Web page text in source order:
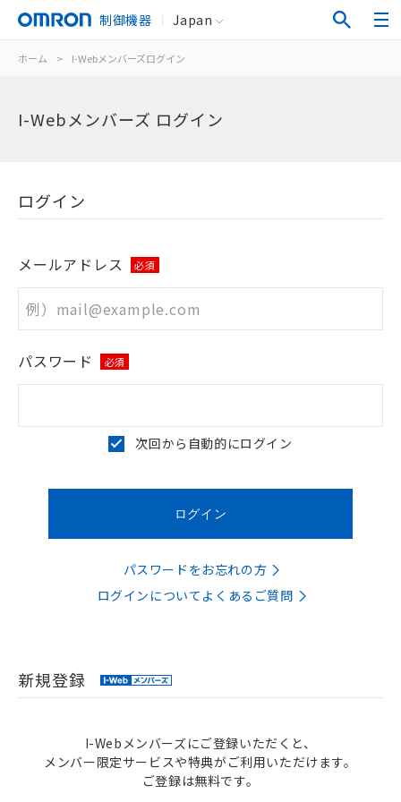
制御機器 Japan
ホーム > I-Webメンバーズログイン
I-Webメンバーズ ログイン
ログイン
メールアドレス 必須
パスワード 必須
次回から自動的にログイン
パスワードをお忘れの方
ログインについてよくあるご質問
新規登録
I-Webメンバーズにご登録いただくと、
メンバー限定サービスや特典がご利用いただけます。
ご登録は無料です。